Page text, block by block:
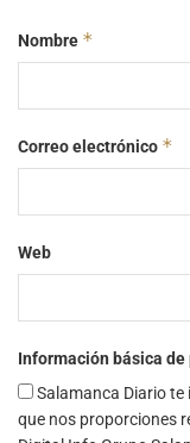
Nombre *
Correo electrónico *
Web
Información básica de
Salamanca Diario
que nos proporciones